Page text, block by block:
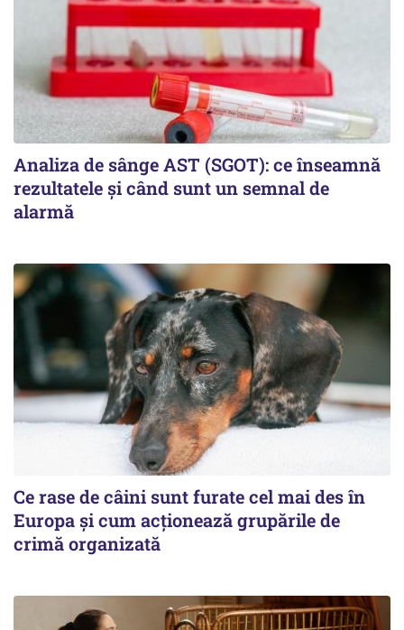
Analiza de sânge AST (SGOT): ce înseamnă
rezultatele și când sunt un semnal de
alarmă
Ce rase de câini sunt furate cel mai des în
Europa și cum acționează grupările de
crimă organizată